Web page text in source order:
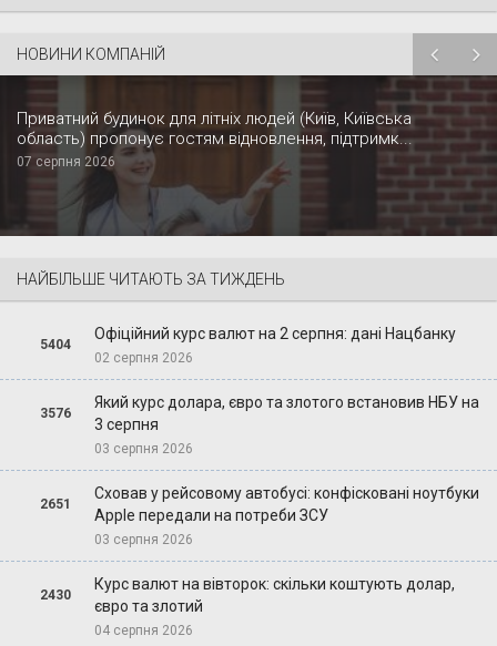
НОВИНИ КОМПАНІЙ
Приватний будинок для літніх людей (Київ, Київська
область) пропонує гостям відновлення, підтримк...
07 серпня 2026
НАЙБІЛЬШЕ ЧИТАЮТЬ ЗА ТИЖДЕНЬ
5404
Офіційний курс валют на 2 серпня: дані Нацбанку
02 серпня 2026
3576
Який курс долара, євро та злотого встановив НБУ на
3 серпня
03 серпня 2026
2651
Сховав у рейсовому автобусі: конфісковані ноутбуки
Apple передали на потреби ЗСУ
03 серпня 2026
2430
Курс валют на вівторок: скільки коштують долар,
євро та злотий
04 серпня 2026